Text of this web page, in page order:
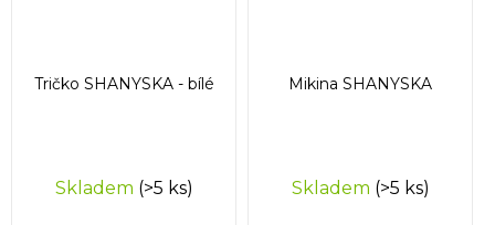
Tričko SHANYSKA - bílé
Skladem (>5 ks)
Mikina SHANYSKA
Skladem (>5 ks)